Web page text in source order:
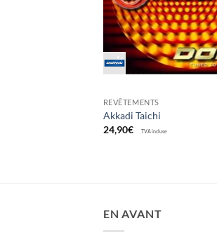
REVÊTEMENTS
Akkadi Taichi
24,90€ TVA incluse
EN AVANT